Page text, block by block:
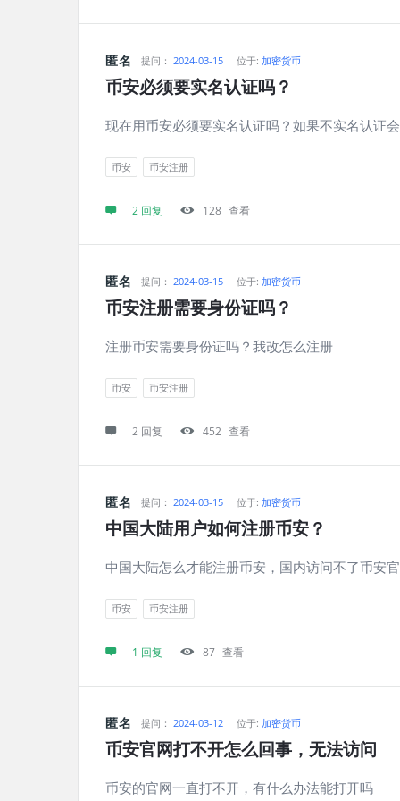
匿名 提问： 2024-03-15 位于: 加密货币
币安必须要实名认证吗？
现在用币安必须要实名认证吗？如果不实名认证
币安 币安注册
2 回复 128 查看
匿名 提问： 2024-03-15 位于: 加密货币
币安注册需要身份证吗？
注册币安需要身份证吗？我改怎么注册
币安 币安注册
2 回复 452 查看
匿名 提问： 2024-03-15 位于: 加密货币
中国大陆用户如何注册币安？
中国大陆怎么才能注册币安，国内访问不了币安
币安 币安注册
1 回复 87 查看
匿名 提问： 2024-03-12 位于: 加密货币
币安官网打不开怎么回事，无法访问
币安的官网一直打不开，有什么办法能打开吗